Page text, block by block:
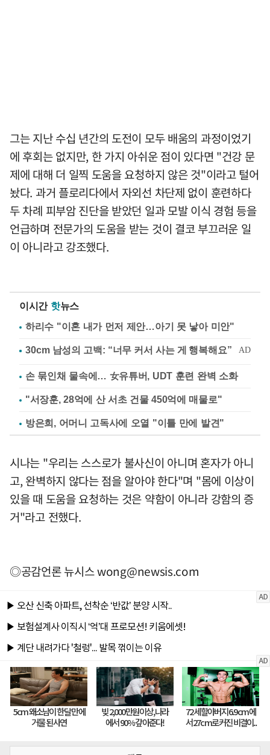
그는 지난 수십 년간의 도전이 모두 배움의 과정이었기
에 후회는 없지만, 한 가지 아쉬운 점이 있다면 "건강 문
제에 대해 더 일찍 도움을 요청하지 않은 것"이라고 털어
놨다. 과거 플로리다에서 자외선 차단제 없이 훈련하다
두 차례 피부암 진단을 받았던 일과 모발 이식 경험 등을
언급하며 전문가의 도움을 받는 것이 결코 부끄러운 일
이 아니라고 강조했다.
이시간 핫뉴스
하리수 "이혼 내가 먼저 제안…아기 못 낳아 미안"
손 묶인채 물속에… 女유튜버, UDT 훈련 완벽 소화
"서장훈, 28억에 산 서초 건물 450억에 매물로"
방은희, 어머니 고독사에 오열 "이틀 만에 발견"
시나는 "우리는 스스로가 불사신이 아니며 혼자가 아니
고, 완벽하지 않다는 점을 알아야 한다"며 "몸에 이상이
있을 때 도움을 요청하는 것은 약함이 아니라 강함의 증
거"라고 전했다.
◎공감언론 뉴시스wong@newsis.com